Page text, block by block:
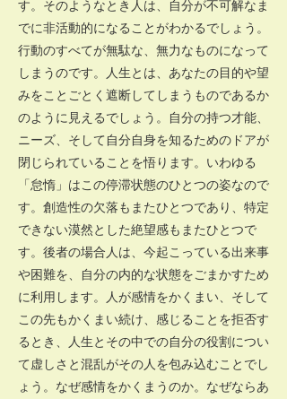
す。そのようなとき人は、自分が不可解なま
でに非活動的になることがわかるでしょう。
行動のすべてが無駄な、無力なものになって
しまうのです。人生とは、あなたの目的や望
みをことごとく遮断してしまうものであるか
のように見えるでしょう。自分の持つ才能、
ニーズ、そして自分自身を知るためのドアが
閉じられていることを悟ります。いわゆる
「怠惰」はこの停滞状態のひとつの姿なので
す。創造性の欠落もまたひとつであり、特定
できない漠然とした絶望感もまたひとつで
す。後者の場合人は、今起こっている出来事
や困難を、自分の内的な状態をごまかすため
に利用します。人が感情をかくまい、そして
この先もかくまい続け、感じることを拒否す
るとき、人生とその中での自分の役割につい
て虚しさと混乱がその人を包み込むことでし
ょう。なぜ感情をかくまうのか。なぜならあ